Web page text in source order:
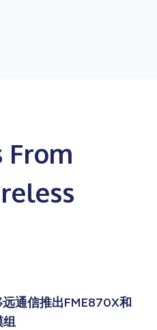
From
通信推出FME870X和
组